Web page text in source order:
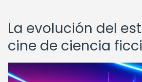
La evolución del
cine de ciencia